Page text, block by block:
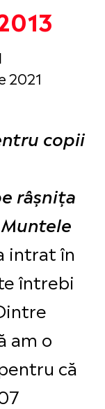
2021
copii
râșnița
intrat în
întrebi
am o
că